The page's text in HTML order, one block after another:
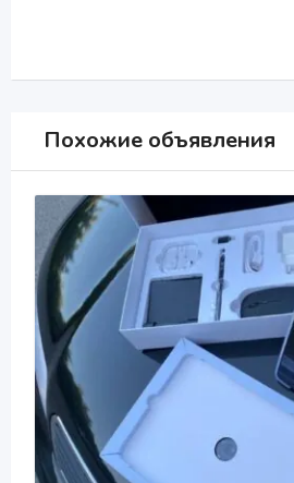
Похожие объявления